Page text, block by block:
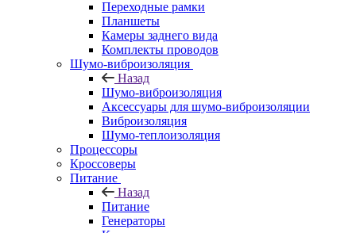
Переходные рамки
Планшеты
Камеры заднего вида
Комплекты проводов
Шумо-виброизоляция
Назад
Шумо-виброизоляция
Аксессуары для шумо-виброизоляции
Виброизоляция
Шумо-теплоизоляция
Процессоры
Кроссоверы
Питание
Назад
Питание
Генераторы